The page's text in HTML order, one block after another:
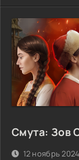
Смута: Зов
12 ноябрь 2024